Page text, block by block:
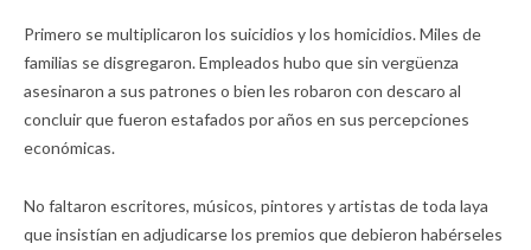
Primero se multiplicaron los suicidios y los homicidios. Miles de
familias se disgregaron. Empleados hubo que sin vergüenza
asesinaron a sus patrones o bien les robaron con descaro al
concluir que fueron estafados por años en sus percepciones
económicas.
No faltaron escritores, músicos, pintores y artistas de toda laya
que insistían en adjudicarse los premios que debieron habérseles